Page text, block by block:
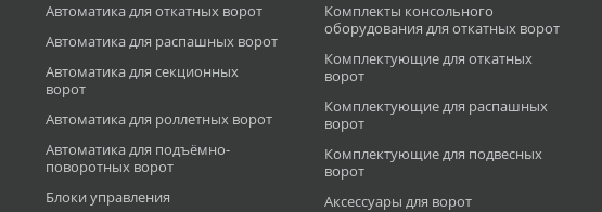
Автоматика для откатных ворот
Автоматика для распашных ворот
Автоматика для секционных
ворот
Автоматика для роллетных ворот
Автоматика для подъёмно-
поворотных ворот
Блоки управления
Комплекты консольного
оборудования для откатных ворот
Комплектующие для откатных
ворот
Комплектующие для распашных
ворот
Комплектующие для подвесных
ворот
Аксессуары для ворот